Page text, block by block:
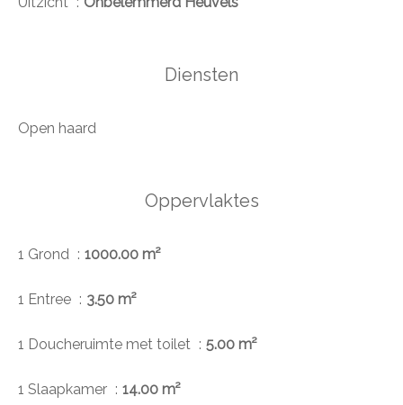
Diensten
Open haard
Oppervlaktes
1 Grond 1000.00 m²
1 Entree 3.50 m²
1 Doucheruimte met toilet 5.00 m²
1 Slaapkamer 14.00 m²